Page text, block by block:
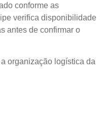
conforme as
verifica disponibilidade
antes de confirmar o
organização logística da